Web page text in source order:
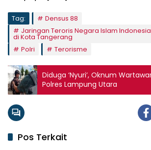
Tag:
Densus 88
Jaringan Teroris Negara Islam
di Kota Tangerang
Polri
Terorisme
Diduga ‘Nyuri’, Oknum
Polres Lampung Utara
Pos Terkait